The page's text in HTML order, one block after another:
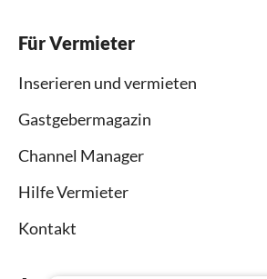
Für Vermieter
Inserieren und vermieten
Gastgebermagazin
Channel Manager
Hilfe Vermieter
Kontakt